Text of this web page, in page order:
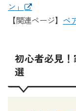
ン」
【関連ページ】 ベ
初心者必見
選